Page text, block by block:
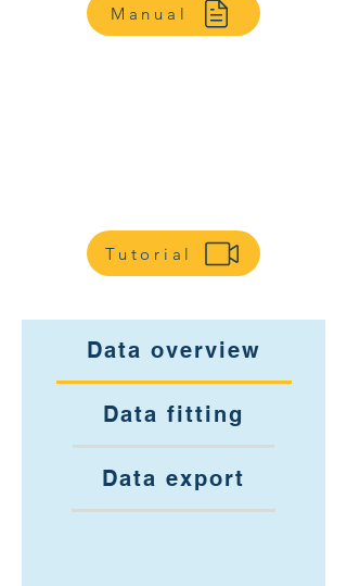
Manual
Tutorial
Data overview
Data fitting
Data export